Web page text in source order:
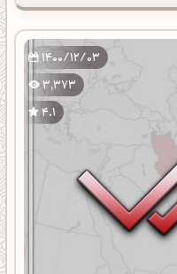
1400/12/03
3,373
4.1